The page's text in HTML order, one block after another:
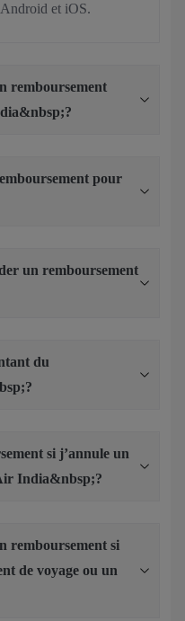
et iOS.
remboursement
pour
un remboursement
du
si j’annule un
India&nbsp;?
remboursement si
de voyage ou un